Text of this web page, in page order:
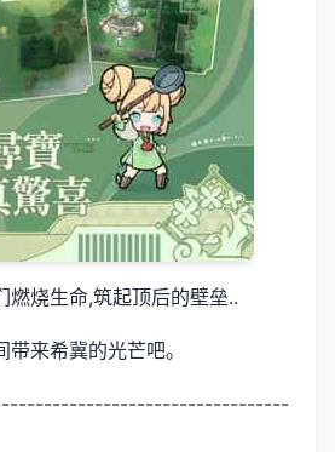
燃烧生命,筑起顶后的壁垒..
来希冀的光芒吧。